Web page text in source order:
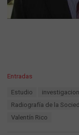
C
Entradas
Estudio
investigacion
Radiografía de la
Valentín Rico